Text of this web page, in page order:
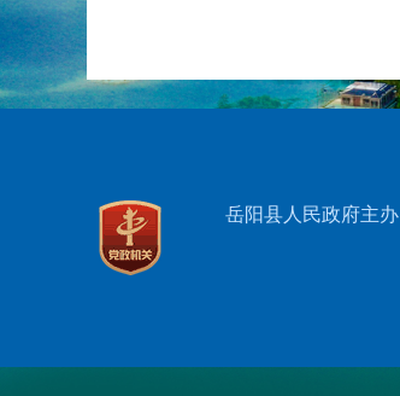
岳阳县人民政府主办